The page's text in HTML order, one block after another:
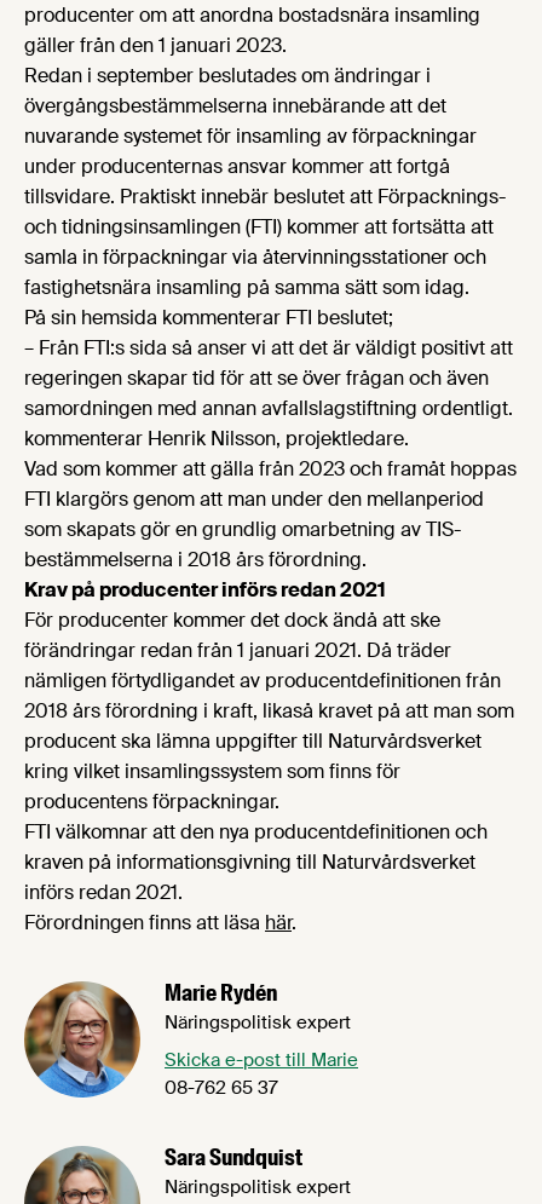
producenter om att anordna bostadsnära insamling
gäller från den 1 januari 2023.
Redan i september beslutades om ändringar i
övergångsbestämmelserna innebärande att det
nuvarande systemet för insamling av förpackningar
under producenternas ansvar kommer att fortgå
tillsvidare. Praktiskt innebär beslutet att Förpacknings-
och tidningsinsamlingen (FTI) kommer att fortsätta att
samla in förpackningar via återvinningsstationer och
fastighetsnära insamling på samma sätt som idag.
På sin hemsida kommenterar FTI beslutet;
– Från FTI:s sida så anser vi att det är väldigt positivt att
regeringen skapar tid för att se över frågan och även
samordningen med annan avfallslagstiftning ordentligt.
kommenterar Henrik Nilsson, projektledare.
Vad som kommer att gälla från 2023 och framåt hoppas
FTI klargörs genom att man under den mellanperiod
som skapats gör en grundlig omarbetning av TIS-
bestämmelserna i 2018 års förordning.
Krav på producenter införs redan 2021
För producenter kommer det dock ändå att ske
förändringar redan från 1 januari 2021. Då träder
nämligen förtydligandet av producentdefinitionen från
2018 års förordning i kraft, likaså kravet på att man som
producent ska lämna uppgifter till Naturvårdsverket
kring vilket insamlingssystem som finns för
producentens förpackningar.
FTI välkomnar att den nya producentdefinitionen och
kraven på informationsgivning till Naturvårdsverket
införs redan 2021.
Förordningen finns att läsa här.
Marie Rydén
Näringspolitisk expert
Skicka e-post till Marie
08-762 65 37
Sara Sundquist
Näringspolitisk expert